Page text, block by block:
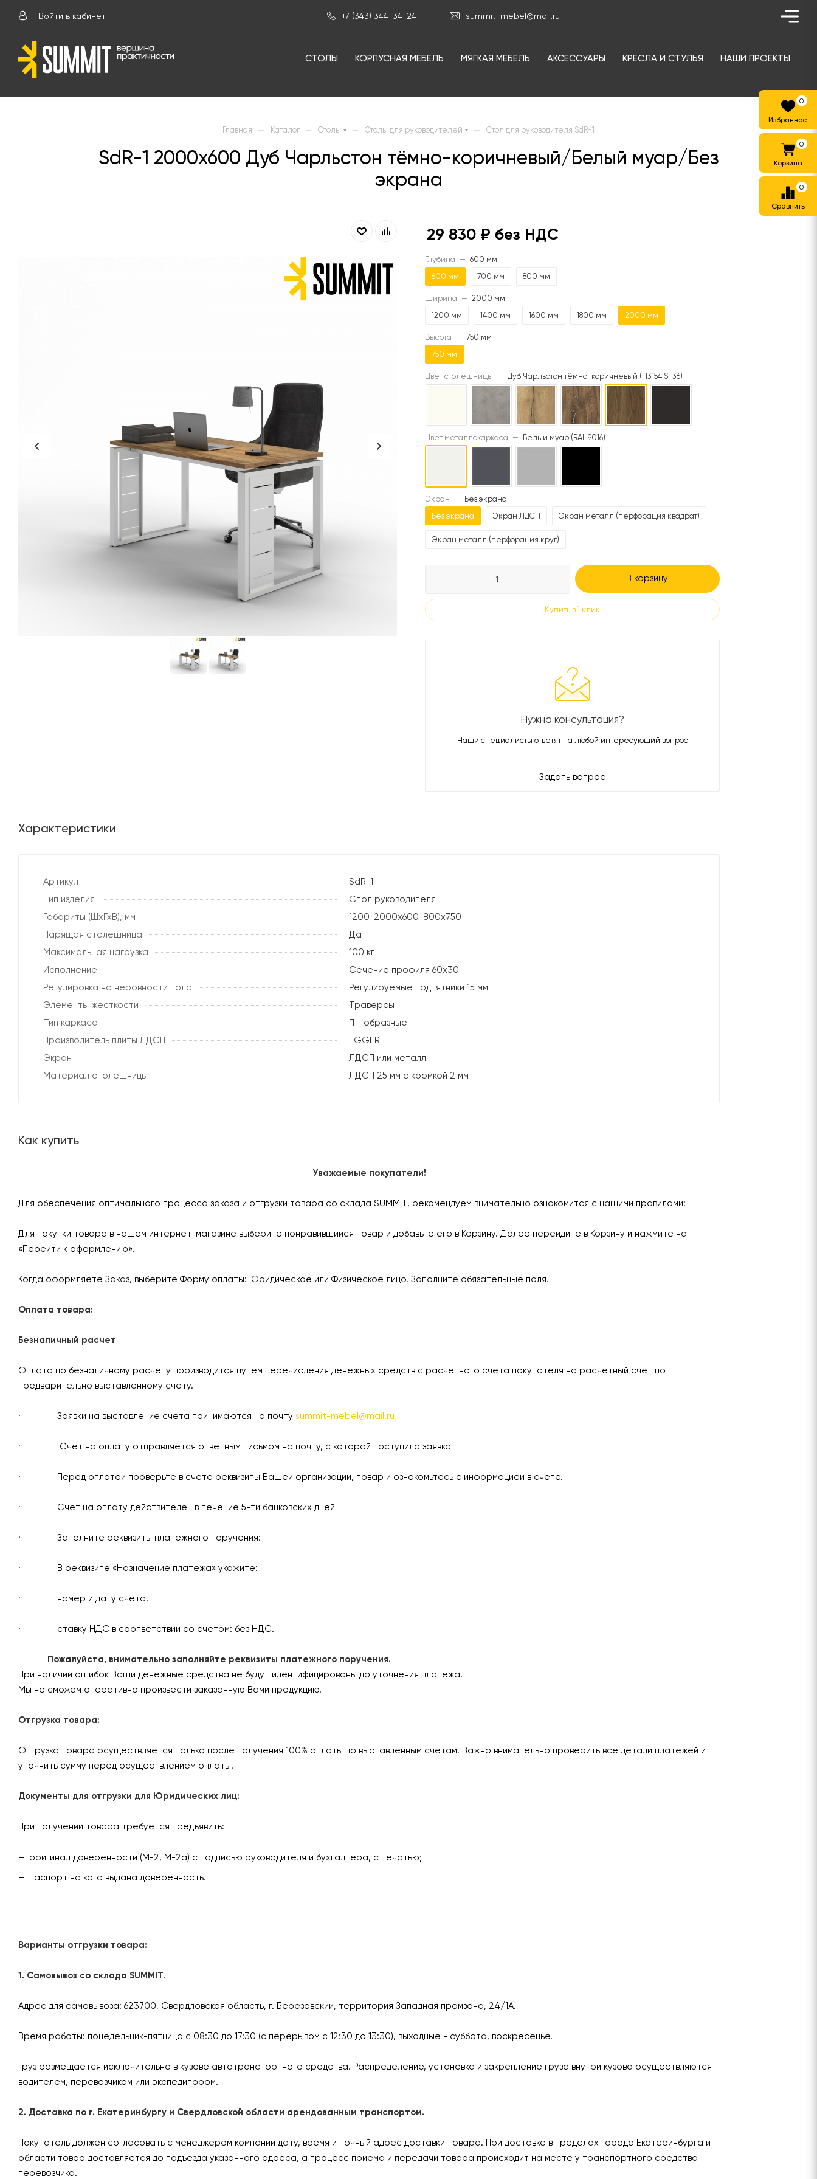
Войти в кабинет +7 (343) 344-34-24 summit-mebel@mail.ru
СТОЛЫ КОРПУСНАЯ МЕБЕЛЬ МЯГКАЯ МЕБЕЛЬ АКСЕССУАРЫ КРЕСЛА И СТУЛЬЯ НАШИ ПРОЕКТЫ
Главная — Каталог — Столы — Столы для руководителей — Стол для руководителя SdR-1
SdR-1 2000х600 Дуб Чарльстон тёмно-коричневый/Белый муар/Без
экрана
29 830 ₽ без НДС
Глубина — 600 мм
600 мм
700 мм 800 мм
Ширина — 2000 мм
1200 мм
1400 мм 1600 мм 1800 мм 2000 мм
Высота — 750 мм
750 мм
Цвет столешницы — Дуб Чарльстон тёмно-коричневый (H3154 ST36)
Цвет металлокаркаса — Белый муар (RAL 9016)
Экран — Без экрана
Без экрана
Экран ЛДСП Экран металл (перфорация квадрат)
Экран металл (перфорация круг)
В корзину
Купить в 1 клик
Нужна консультация?
Наши специалисты ответят на любой интересующий вопрос
Задать вопрос
Характеристики
Артикул
SdR-1
Тип изделия
Стол руководителя
Габариты (ШхГхВ), мм
1200-2000х600-800х750
Парящая столешница
Да
Максимальная нагрузка
100 кг
Исполнение
Сечение профиля 60х30
Регулировка на неровности пола
Регулируемые подпятники 15 мм
Элементы жесткости
Траверсы
Тип каркаса
П - образные
Производитель плиты ЛДСП
EGGER
Экран
ЛДСП или металл
Материал столешницы
ЛДСП 25 мм с кромкой 2 мм
Как купить
Уважаемые покупатели!
Для обеспечения оптимального процесса заказа и отгрузки товара со склада SUMMIT, рекомендуем внимательно ознакомится с нашими правилами:
Для покупки товара в нашем интернет-магазине выберите понравившийся товар и добавьте его в Корзину. Далее перейдите в Корзину и нажмите на
«Перейти к оформлению».
Когда оформляете Заказ, выберите Форму оплаты: Юридическое или Физическое лицо. Заполните обязательные поля.
Оплата товара:
Безналичный расчет
Оплата по безналичному расчету производится путем перечисления денежных средств с расчетного счета покупателя на расчетный счет по
предварительно выставленному счету.
· Заявки на выставление счета принимаются на почту summit-mebel@mail.ru
· Счет на оплату отправляется ответным письмом на почту, с которой поступила заявка
· Перед оплатой проверьте в счете реквизиты Вашей организации, товар и ознакомьтесь с информацией в счете.
· Счет на оплату действителен в течение 5-ти банковских дней
· Заполните реквизиты платежного поручения:
· В реквизите «Назначение платежа» укажите:
· номер и дату счета,
· ставку НДС в соответствии со счетом: без НДС.
Пожалуйста, внимательно заполняйте реквизиты платежного поручения.
При наличии ошибок Ваши денежные средства не будут идентифицированы до уточнения платежа.
Мы не сможем оперативно произвести заказанную Вами продукцию.
Отгрузка товара:
Отгрузка товара осуществляется только после получения 100% оплаты по выставленным счетам. Важно внимательно проверить все детали платежей и
уточнить сумму перед осуществлением оплаты.
Документы для отгрузки для Юридических лиц:
При получении товара требуется предъявить:
оригинал доверенности (М-2, М-2а) с подписью руководителя и бухгалтера, с печатью;
паспорт на кого выдана доверенность.
Варианты отгрузки товара:
1. Самовывоз со склада SUMMIT.
Адрес для самовывоза: 623700, Свердловская область, г. Березовский, территория Западная промзона, 24/1А.
Время работы: понедельник-пятница с 08:30 до 17:30 (с перерывом с 12:30 до 13:30), выходные - суббота, воскресенье.
Груз размещается исключительно в кузове автотранспортного средства. Распределение, установка и закрепление груза внутри кузова осуществляются
водителем, перевозчиком или экспедитором.
2. Доставка по г. Екатеринбургу и Свердловской области арендованным транспортом.
Покупатель должен согласовать с менеджером компании дату, время и точный адрес доставки товара. При доставке в пределах города Екатеринбурга и
области товар доставляется до подъезда указанного адреса, а процесс приема и передачи товара происходит на месте у транспортного средства
перевозчика.
0
0
0